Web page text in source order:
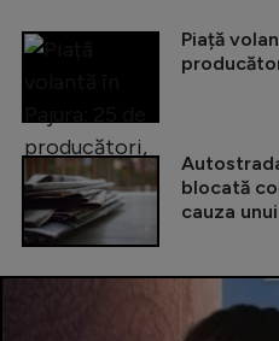
Piață
blocată
cauza